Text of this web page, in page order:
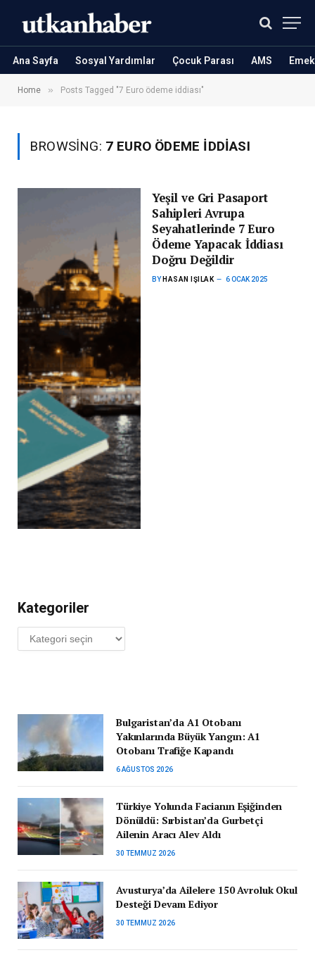
Ana Sayfa Sosyal Yardımlar Çocuk Parası AMS
Home » Posts Tagged "7 Euro ödeme iddiası"
BROWSING: 7 EURO ÖDEME IDDIASI
Yeşil ve Gri Pasaport
Sahipleri Avrupa
Seyahatlerinde 7 Euro
Ödeme Yapacak İddiası
Doğru Değildir
BY HASAN IŞILAK 6 OCAK 2025
Kategoriler
Kategoriler
Bulgaristan’da A1 Otobanı
Yakınlarında Büyük Yangın: A1
Otobanı Trafiğe Kapandı
6 AĞUSTOS 2026
Türkiye Yolunda Facianın Eşiğinden
Dönüldü: Sırbistan’da Gurbetçi
Ailenin Aracı Alev Aldı
30 TEMMUZ 2026
Avusturya’da Ailelere 150 Avroluk Okul
Desteği Devam Ediyor
30 TEMMUZ 2026